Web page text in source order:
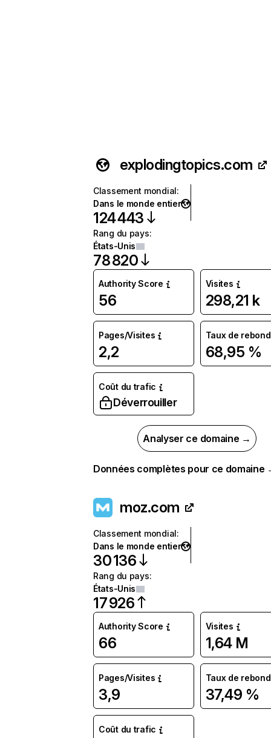
explodingtopics.com
Classement mondial:
Dans le monde entier
124 443
Rang du pays:
États-Unis
78 820
Authority Score
56
Visites
298,21 k
Pages/Visites
2,2
Taux de rebond
68,95 %
Coût du trafic
Déverrouiller
Analyser ce domaine →
Données complètes pour ce domaine
moz.com
Classement mondial:
Dans le monde entier
30 136
Rang du pays:
États-Unis
17 926
Authority Score
66
Visites
1,64 M
Pages/Visites
3,9
Taux de rebond
37,49 %
Coût du trafic